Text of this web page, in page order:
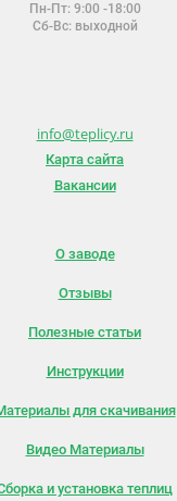
Пн-Пт: 9:00 -18:00
Сб-Вс: выходной
info@teplicy.ru
Карта сайта
Вакансии
О заводе
Отзывы
Полезные статьи
Инструкции
для скачивания
Видео Материалы
и установка теплиц